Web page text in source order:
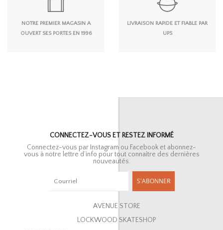
NOTRE PREMIER MAGASIN A
OUVERT SES PORTES EN 1996
LIVRAISON RAPIDE ET FIABLE PAR
UPS
CONNECTEZ-VOUS ET RESTEZ INFORMÉ
Connectez-vous par Instagram ou Facebook et abonnez-
vous à notre lettre d’info pour tout connaître des dernières
nouveautés.
S'ABONNER
AVENUE STORE
LOCKWOOD SKATESHOP